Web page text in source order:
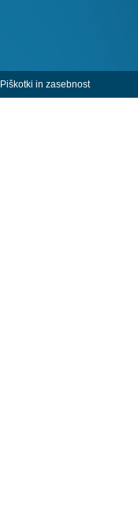
Piškotki in zasebnost